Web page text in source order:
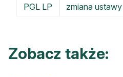
PGL LP zmiana ustawy
Zobacz także: